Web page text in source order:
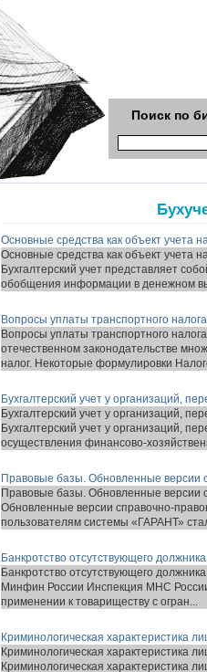
Поиск по
Основные средства как объект учета
Основные средства как объект учета
Бухгалтерский учет представляет
обобщения информации в денежном
Вопросы уплаты транспортного налога
Вопросы уплаты транспортного
отечественном законодательстве
налог. Некоторые формулировки
Бухгалтерский учет у организаций,
Бухгалтерский учет у организаций,
Бухгалтерский учет у организаций,
осуществления финансово-
Правовые базы. Обновленные версии
Правовые базы. Обновленные версии
Обновленные версии справочно-
пользователям системы «ГАРАНТ»
Банкротство отсутствующего должника
Банкротство отсутствующего
Минфин России Инспекция МНС
применении к товариществу с огран...
Криминологическая характеристика
Криминологическая характеристика
Криминологическая характеристика